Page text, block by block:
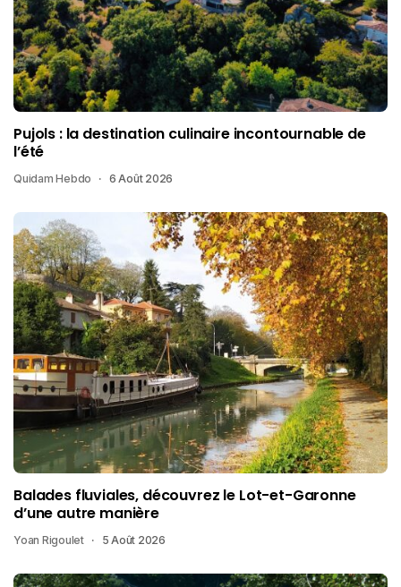
Pujols : la destination culinaire incontournable de
l’été
Quidam Hebdo 6 Août 2026
Balades fluviales, découvrez le Lot-et-Garonne
d’une autre manière
Yoan Rigoulet 5 Août 2026